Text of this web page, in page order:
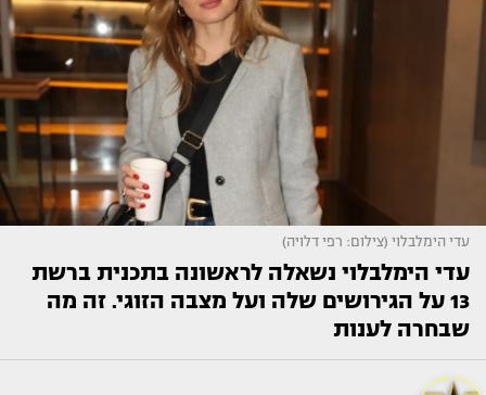
עדי הימלבלוי (צילום: רפי דלויה)
עדי הימלבלוי נשאלה לראשונה בתכנית ברשת
13 על הגירושים שלה ועל מצבה הזוגי. זה מה
שבחרה לענות